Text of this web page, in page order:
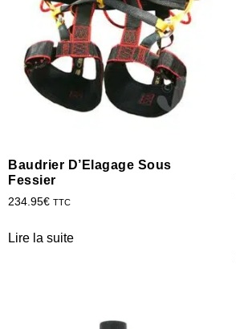
Baudrier D’Elagage Sous
Fessier
234.95€ TTC
Lire la suite